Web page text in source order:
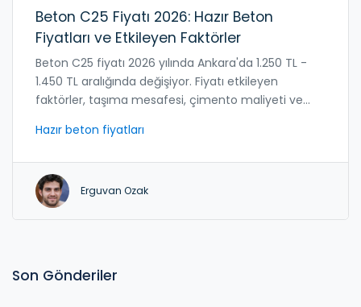
Beton C25 Fiyatı 2026: Hazır Beton
Fiyatları ve Etkileyen Faktörler
Beton C25 fiyatı 2026 yılında Ankara'da 1.250 TL -
1.450 TL aralığında değişiyor. Fiyatı etkileyen
faktörler, taşıma mesafesi, çimento maliyeti ve
Hazır beton fiyatları
Erguvan Ozak
Son Gönderiler